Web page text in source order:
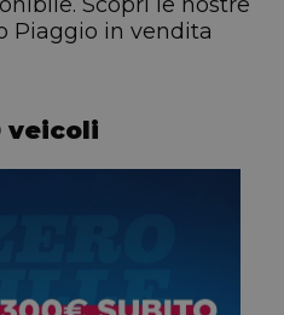
Piaggio in vendita
veicoli